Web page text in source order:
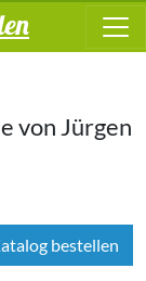
von Jürgen
bestellen